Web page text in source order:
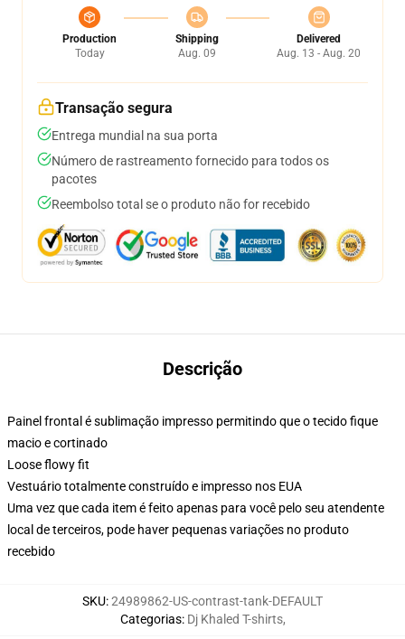
Production
Today
Shipping
Aug. 09
Delivered
Aug. 13 - Aug. 20
Transação segura
Entrega mundial na sua porta
Número de rastreamento fornecido para todos os
pacotes
Reembolso total se o produto não for recebido
Descrição
Painel frontal é sublimação impresso permitindo que o tecido fique
macio e cortinado
Loose flowy fit
Vestuário totalmente construído e impresso nos EUA
Uma vez que cada item é feito apenas para você pelo seu atendente
local de terceiros, pode haver pequenas variações no produto
recebido
SKU:24989862-US-contrast-tank-DEFAULT
Categorias: Dj Khaled T-shirts,